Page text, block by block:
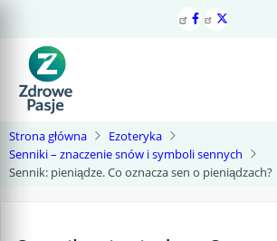
treści
Strona główna
Ezoteryka
Senniki – znaczenie snów i symboli sennych
Sennik: pieniądze. Co oznacza sen o pieniądzach?